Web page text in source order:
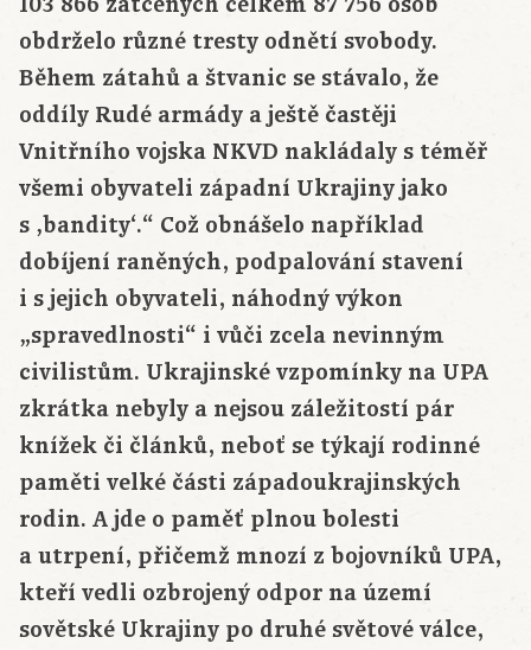
obdrželo různé tresty odnětí svobody.
Během zátahů a štvanic se stávalo, že
oddíly Rudé armády a ještě častěji
Vnitřního vojska NKVD nakládaly s téměř
všemi obyvateli západní Ukrajiny jako
s ‚bandity‘.“ Což obnášelo například
dobíjení raněných, podpalování stavení
i s jejich obyvateli, náhodný výkon
„spravedlnosti“ i vůči zcela nevinným
civilistům. Ukrajinské vzpomínky na UPA
zkrátka nebyly a nejsou záležitostí pár
knížek či článků, neboť se týkají rodinné
paměti velké části západoukrajinských
rodin. A jde o paměť plnou bolesti
a utrpení, přičemž mnozí z bojovníků UPA,
kteří vedli ozbrojený odpor na území
sovětské Ukrajiny po druhé světové válce,